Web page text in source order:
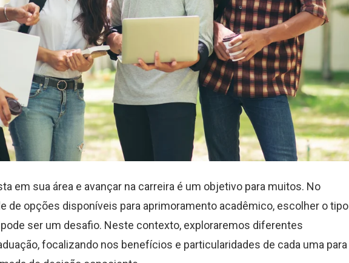
em sua área e avançar na carreira é um objetivo para muitos. No
de opções disponíveis para aprimoramento acadêmico, escolher o tipo
ser um desafio. Neste contexto, exploraremos diferentes
focalizando nos benefícios e particularidades de cada uma para